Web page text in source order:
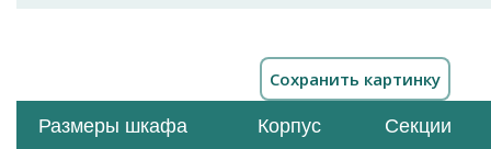
Размеры шкафа Корпус Секции